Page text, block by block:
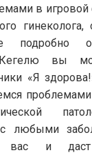
в игровой
гинеколога,
подробно
вы
«Я
с любыми
вас и даст